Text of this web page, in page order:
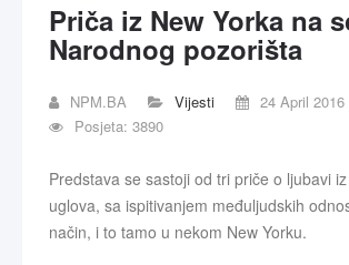
Priča iz New Yorka na
Narodnog pozorišta
NPM.BA Vijesti
24 April 2016
Posjeta: 3890
Predstava se sastoji od tri priče o ljubavi
uglova, sa ispitivanjem međuljudskih
način, i to tamo u nekom New Yorku.